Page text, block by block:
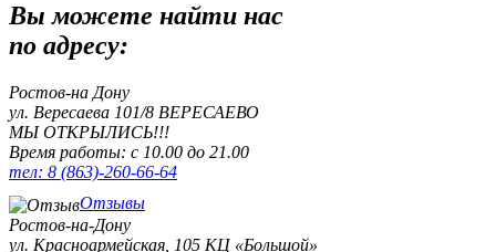
Вы можете найти нас
по адресу:
Ростов-на Дону
ул. Вересаева 101/8 ВЕРЕСАЕВО
МЫ ОТКРЫЛИСЬ!!!
Время работы: с 10.00 до 21.00
тел: 8 (863)-260-66-64
Отзывы
Ростов-на-Дону
ул. Красноармейская, 105 КЦ «Большой»